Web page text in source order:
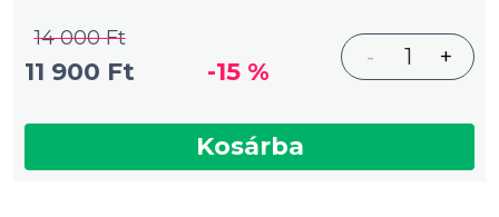
14 000 Ft
11 900 Ft -15 % - 1 +
Kosárba